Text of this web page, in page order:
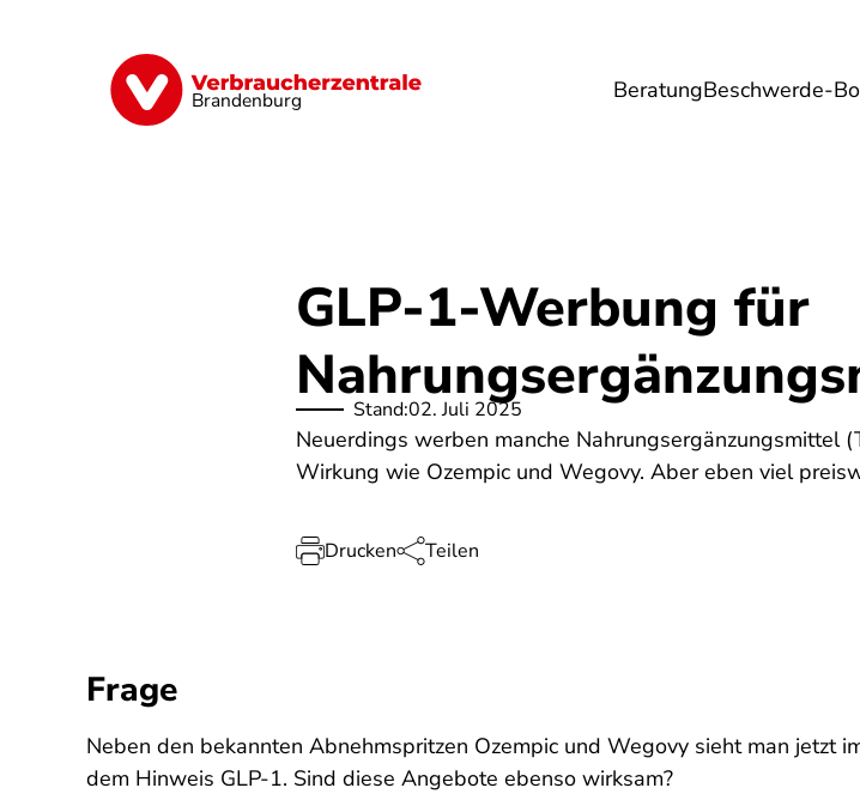
Brandenburg BeratungBeschwerde-
Finanzen Digitales Lebensmittel Umwelt Gesundheit
GLP-1-Werbung für
Stand:02. Juli 2025
Neuerdings werben manche Nahrungsergänzungsmittel
Wirkung wie Ozempic und Wegovy. Aber eben viel
Drucken Teilen
Frage
Neben den bekannten Abnehmspritzen Ozempic und Wegovy sieht man
dem Hinweis GLP-1. Sind diese Angebote ebenso wirksam?